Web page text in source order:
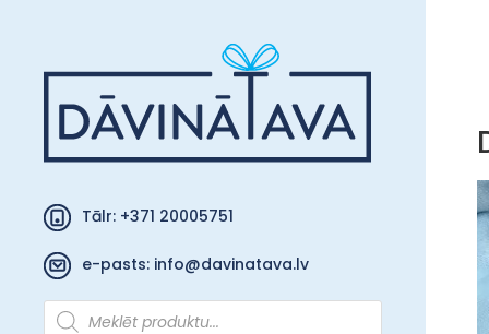
Tālr: +371 20005751
e-pasts: info@davinatava.lv
Products
search